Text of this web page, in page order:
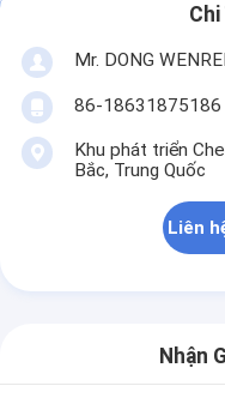
Mr. DONG
86-18631875186
Khu phát triển
Bắc, Trung Quốc
Liên
Nhận